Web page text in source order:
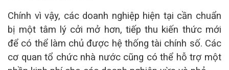
Chính vì vậy, các doanh nghiệp hiện tại cần chuẩn
bị một tâm lý cởi mở hơn, tiếp thu kiến thức mới
để có thể làm chủ được hệ thống tài chính số. Các
cơ quan tổ chức nhà nước cũng có thể hỗ trợ một